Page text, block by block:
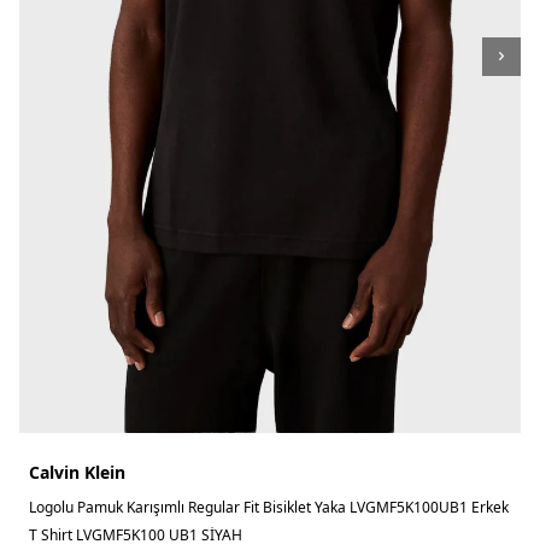
Calvin Klein
Logolu Pamuk Karışımlı Regular Fit Bisiklet Yaka LVGMF5K100UB1 Erkek
T Shirt LVGMF5K100 UB1 SİYAH